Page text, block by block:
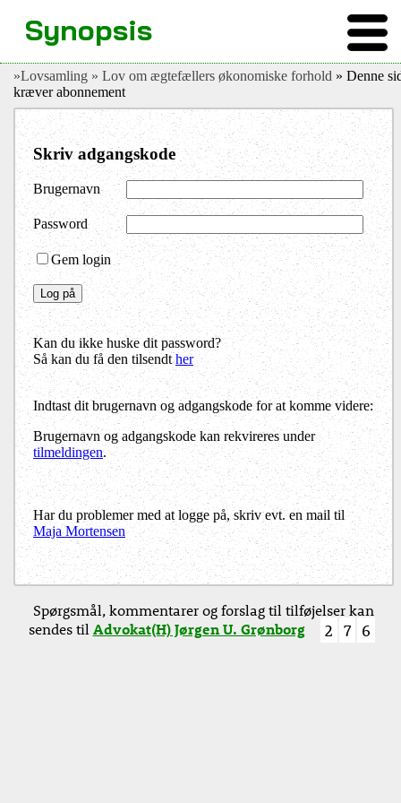
»Lovsamling » Lov om ægtefællers økonomiske forhold » Denne
kræver abonnement
Skriv adgangskode
Brugernavn
Password
Gem login
Kan du ikke huske dit password?
Så kan du få den tilsendther
Indtast dit brugernavn og adgangskode for at komme videre:
Brugernavn og adgangskode kan rekvireres under
tilmeldingen.
Har du problemer med at logge på, skriv evt. en mail til
Maja Mortensen
Synopsis
Spørgsmål, kommentarer og forslag til tilføjelser kan
sendes tilAdvokat(H) Jørgen U. Grønborg 2 7 6